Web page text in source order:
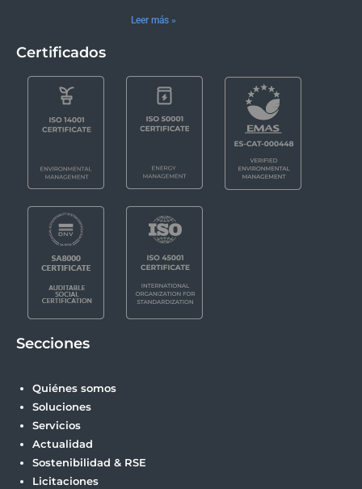
Leer más »
Certificados
Secciones
Quiénes somos
Soluciones
Servicios
Actualidad
Sostenibilidad & RSE
Licitaciones